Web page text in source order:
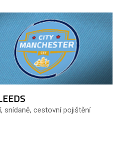
snídaně, cestovní pojištění